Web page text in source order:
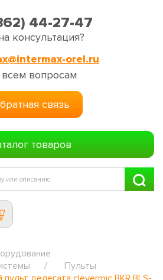
44-27-47
консультация?
orel.ru
вопросам
связь
товаров
Пульты